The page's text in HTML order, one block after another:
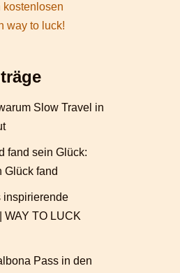
kostenlosen
way to luck!
Slow Travel in
fand sein Glück:
Glück fand
inspirierende
WAY TO LUCK
Pass in den